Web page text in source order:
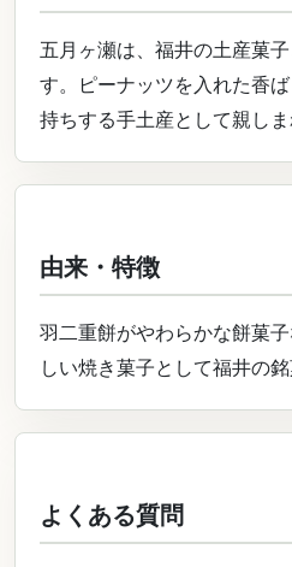
五月ヶ瀬は、福井の土産菓
す。ピーナッツを入れた香
持ちする手土産として親しま
由来・特徴
羽二重餅がやわらかな餅菓
しい焼き菓子として福井の銘
よくある質問